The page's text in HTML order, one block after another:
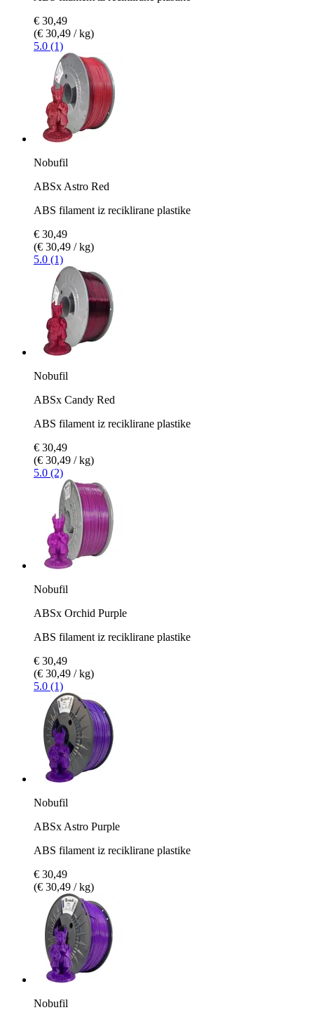
€ 30,49
(€ 30,49 / kg)
5.0 (1)
Nobufil
ABSx Astro Red
ABS filament iz reciklirane plastike
€ 30,49
(€ 30,49 / kg)
5.0 (1)
Nobufil
ABSx Candy Red
ABS filament iz reciklirane plastike
€ 30,49
(€ 30,49 / kg)
5.0 (2)
Nobufil
ABSx Orchid Purple
ABS filament iz reciklirane plastike
€ 30,49
(€ 30,49 / kg)
5.0 (1)
Nobufil
ABSx Astro Purple
ABS filament iz reciklirane plastike
€ 30,49
(€ 30,49 / kg)
Nobufil